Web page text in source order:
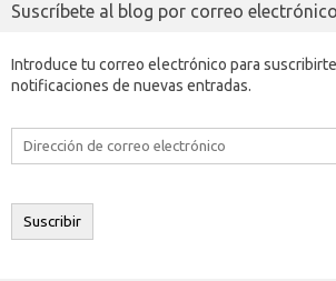
Suscríbete al blog por correo electrónico
Introduce tu correo electrónico para
notificaciones de nuevas entradas.
Dirección
electrónico
Suscribir